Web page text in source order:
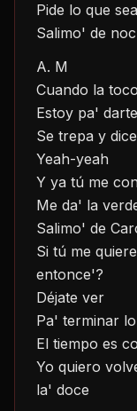
Pide lo que
Salimo' de
A. M
Cuando la
Estoy pa'
Se trepa y
Yeah-yeah
Y ya tú me
Me da' la
Salimo' de
Si tú me
entonce'?
Déjate ver
Pa' terminar
El tiempo es
Yo quiero
la' doce